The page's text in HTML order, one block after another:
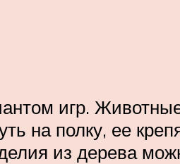
игр.
на полку, ее
из дерева